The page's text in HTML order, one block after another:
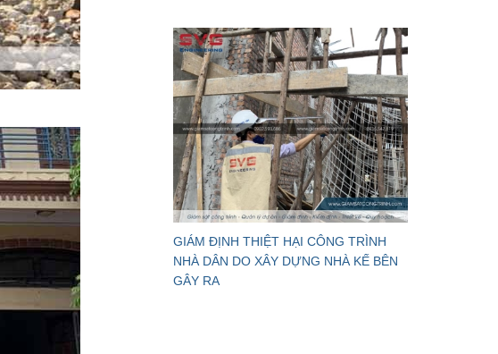
GIÁM ĐỊNH THIỆT HẠI CÔNG TRÌNH
NHÀ DÂN DO XÂY DỰNG NHÀ KẾ BÊN
GÂY RA